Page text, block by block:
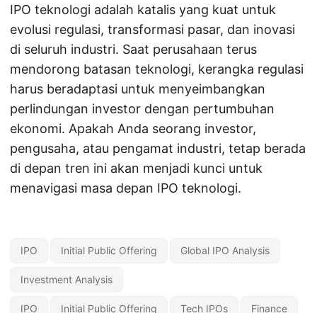
IPO teknologi adalah katalis yang kuat untuk
evolusi regulasi, transformasi pasar, dan inovasi
di seluruh industri. Saat perusahaan terus
mendorong batasan teknologi, kerangka regulasi
harus beradaptasi untuk menyeimbangkan
perlindungan investor dengan pertumbuhan
ekonomi. Apakah Anda seorang investor,
pengusaha, atau pengamat industri, tetap berada
di depan tren ini akan menjadi kunci untuk
menavigasi masa depan IPO teknologi.
IPO Initial Public Offering Global IPO Analysis
Investment Analysis
IPO Initial Public Offering Tech IPOs Finance